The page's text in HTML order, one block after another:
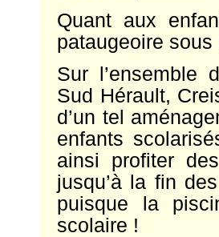
Quant aux
pataugeoire sous
Sur l’ensemble
Sud Hérault,
d’un tel
enfants
ainsi profiter
jusqu’à la fin
puisque la
scolaire !